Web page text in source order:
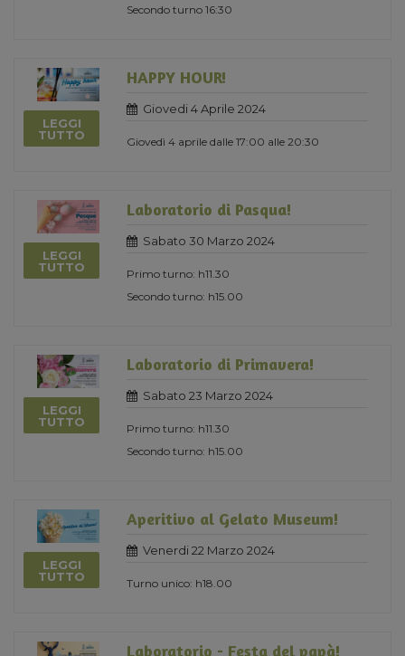
Secondo turno 16:30
LEGGI
TUTTO
HAPPY HOUR!
Giovedi 4 Aprile 2024
Giovedì 4 aprile dalle 17:00 alle 20:30
LEGGI
TUTTO
Laboratorio di Pasqua!
Sabato 30 Marzo 2024
Primo turno: h11.30
Secondo turno: h15.00
LEGGI
TUTTO
Laboratorio di Primavera!
Sabato 23 Marzo 2024
Primo turno: h11.30
Secondo turno: h15.00
LEGGI
TUTTO
Aperitivo al Gelato Museum!
Venerdi 22 Marzo 2024
Turno unico: h18.00
Laboratorio - Festa del papà!